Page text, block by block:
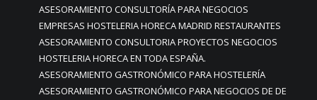
ASESORAMIENTO CONSULTORÍA PARA NEGOCIOS
EMPRESAS HOSTELERIA HORECA MADRID RESTAURANTES
ASESORAMIENTO CONSULTORIA PROYECTOS NEGOCIOS
HOSTELERIA HORECA EN TODA ESPAÑA.
ASESORAMIENTO GASTRONÓMICO PARA HOSTELERÍA
ASESORAMIENTO GASTRONÓMICO PARA NEGOCIOS DE DE